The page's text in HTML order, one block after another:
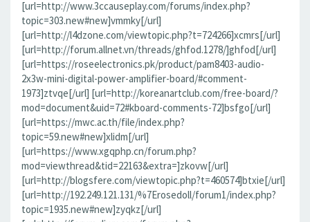
[url=http://www.3ccauseplay.com/forums/index.php?
topic=303.new#new]vmmky[/url]
[url=http://l4dzone.com/viewtopic.php?t=724266]xcmrs[/url]
[url=http://forum.allnet.vn/threads/ghfod.1278/]ghfod[/url]
[url=https://roseelectronics.pk/product/pam8403-audio-
2x3w-mini-digital-power-amplifier-board/#comment-
1973]ztvqe[/url] [url=http://koreanartclub.com/free-board/?
mod=document&uid=72#kboard-comments-72]bsfgo[/url]
[url=https://mwc.ac.th/file/index.php?
topic=59.new#new]xlidm[/url]
[url=https://www.xgqphp.cn/forum.php?
mod=viewthread&tid=22163&extra=]zkovw[/url]
[url=http://blogsfere.com/viewtopic.php?t=460574]btxie[/url]
[url=http://192.249.121.131/%7Erosedoll/forum1/index.php?
topic=1935.new#new]zyqkz[/url]